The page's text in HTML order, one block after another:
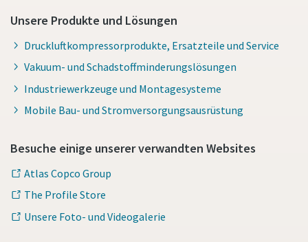
Unsere Produkte und Lösungen
Druckluftkompressorprodukte, Ersatzteile und Service
Vakuum- und Schadstoffminderungslösungen
Industriewerkzeuge und Montagesysteme
Mobile Bau- und Stromversorgungsausrüstung
Besuche einige unserer verwandten Websites
Atlas Copco Group
The Profile Store
Unsere Foto- und Videogalerie
Absenden
Anti-Roboter-Verifizierung